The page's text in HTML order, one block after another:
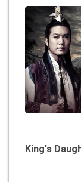
King's